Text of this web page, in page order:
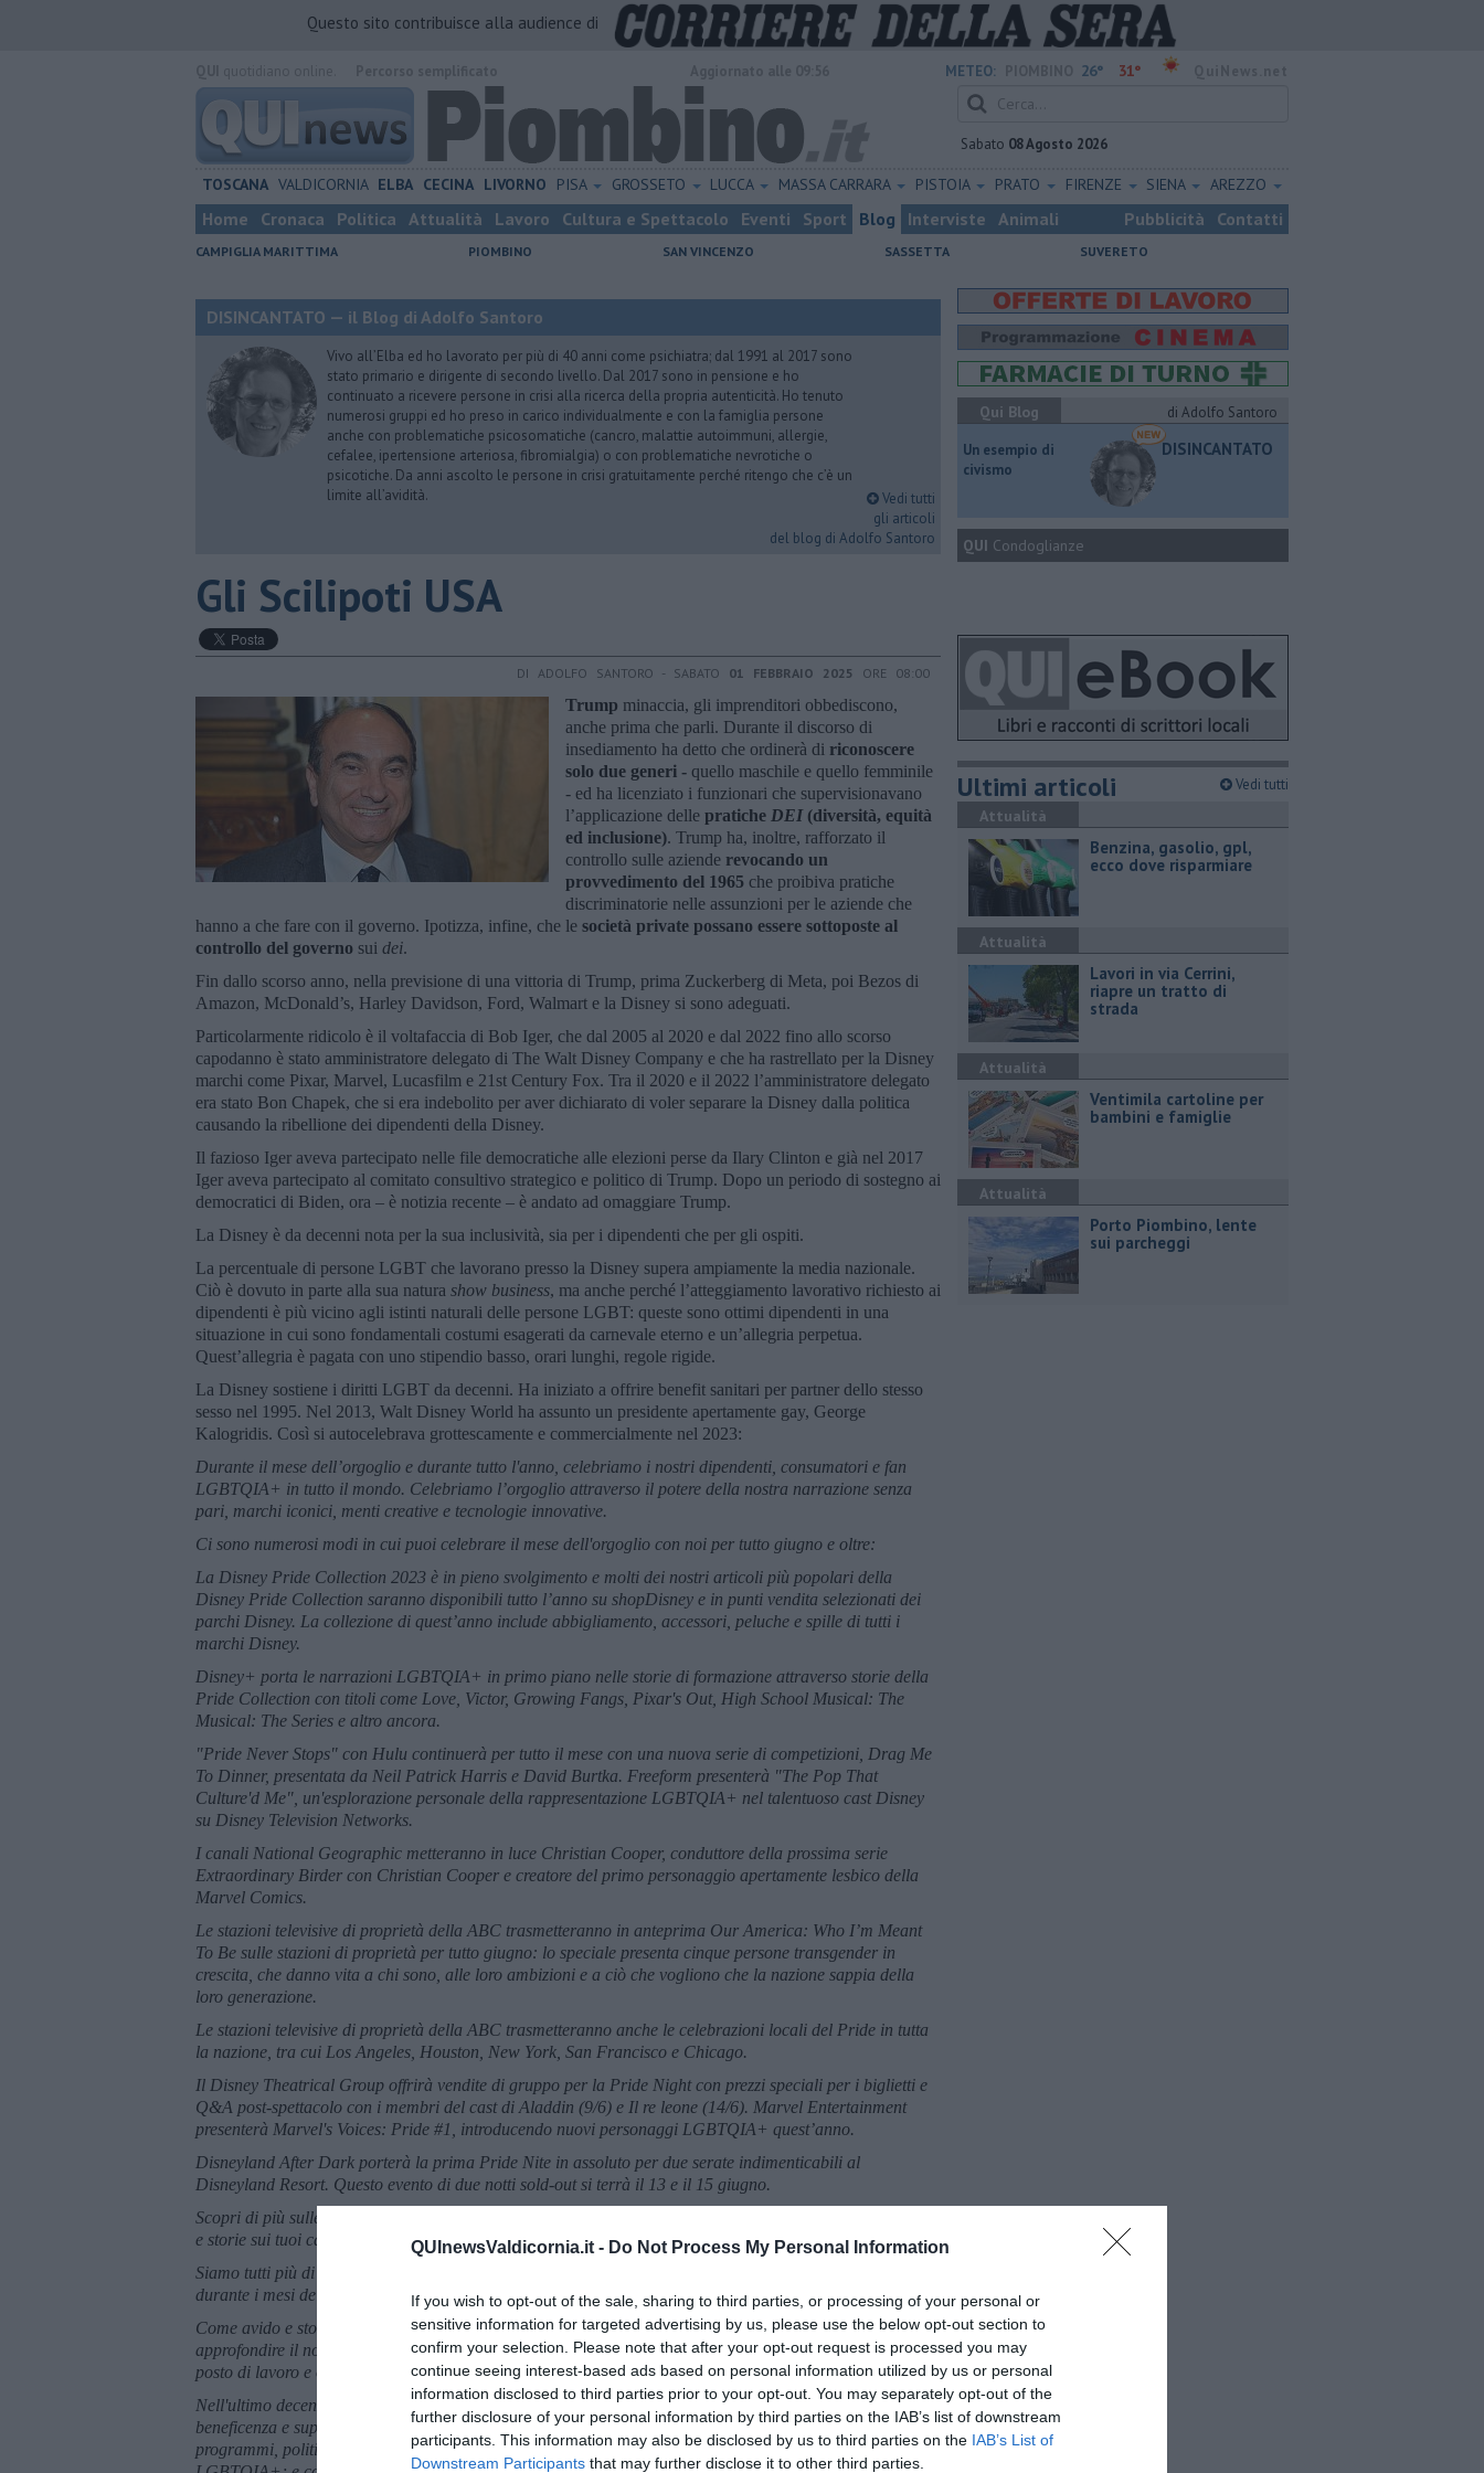
QUInewsValdicornia.it - Do Not Process My Personal Information
If you wish to opt-out of the sale, sharing to third parties, or processing of your personal or
sensitive information for targeted advertising by us, please use the below opt-out section to
confirm your selection. Please note that after your opt-out request is processed you may
continue seeing interest-based ads based on personal information utilized by us or personal
information disclosed to third parties prior to your opt-out. You may separately opt-out of the
further disclosure of your personal information by third parties on the IAB’s list of downstream
participants. This information may also be disclosed by us to third parties on the IAB’s List of
Downstream Participants that may further disclose it to other third parties.
Questo sito contribuisce alla audience di
METEO: 26° 31°
Sabato 08 Agosto 2026
TOSCANA VALDICORNIA ELBA CECINA LIVORNO PISA GROSSETO LUCCA MASSA CARRARA PISTOIA PRATO FIRENZE SIENA AREZZO
Home Cronaca Politica Attualità Lavoro Cultura e Spettacolo Eventi Sport Blog Interviste Animali Pubblicità Contatti
CAMPIGLIA MARITTIMA PIOMBINO SAN VINCENZO SASSETTA SUVERETO
DISINCANTATO — il Blog di Adolfo Santoro
Vivo all’Elba ed ho lavorato per più di 40 anni come psichiatra; dal 1991 al 2017 sono
stato primario e dirigente di secondo livello. Dal 2017 sono in pensione e ho
continuato a ricevere persone in crisi alla ricerca della propria autenticità. Ho tenuto
numerosi gruppi ed ho preso in carico individualmente e con la famiglia persone
anche con problematiche psicosomatiche (cancro, malattie autoimmuni, allergie,
cefalee, ipertensione arteriosa, fibromialgia) o con problematiche nevrotiche o
psicotiche. Da anni ascolto le persone in crisi gratuitamente perché ritengo che c’è un
limite all’avidità.
Vedi tutti
gli articoli
del blog di Adolfo Santoro
​Gli Scilipoti USA
DI ADOLFO SANTORO - SABATO 01 FEBBRAIO 2025 ORE 08:00
Trump minaccia, gli imprenditori obbediscono,
anche prima che parli. Durante il discorso di
insediamento ha detto che ordinerà di riconoscere
solo due generi - quello maschile e quello femminile
- ed ha licenziato i funzionari che supervisionavano
l’applicazione delle pratiche DEI (diversità, equità
ed inclusione). Trump ha, inoltre, rafforzato il
controllo sulle aziende revocando un
provvedimento del 1965 che proibiva pratiche
discriminatorie nelle assunzioni per le aziende che
hanno a che fare con il governo. Ipotizza, infine, che le società private possano essere sottoposte al
controllo del governo sui dei.
Fin dallo scorso anno, nella previsione di una vittoria di Trump, prima Zuckerberg di Meta, poi Bezos di
Amazon, McDonald’s, Harley Davidson, Ford, Walmart e la Disney si sono adeguati.
Particolarmente ridicolo è il voltafaccia di Bob Iger, che dal 2005 al 2020 e dal 2022 fino allo scorso
capodanno è stato amministratore delegato di The Walt Disney Company e che ha rastrellato per la Disney
marchi come Pixar, Marvel, Lucasfilm e 21st Century Fox. Tra il 2020 e il 2022 l’amministratore delegato
era stato Bon Chapek, che si era indebolito per aver dichiarato di voler separare la Disney dalla politica
causando la ribellione dei dipendenti della Disney.
Il fazioso Iger aveva partecipato nelle file democratiche alle elezioni perse da Ilary Clinton e già nel 2017
Iger aveva partecipato al comitato consultivo strategico e politico di Trump. Dopo un periodo di sostegno ai
democratici di Biden, ora – è notizia recente – è andato ad omaggiare Trump.
La Disney è da decenni nota per la sua inclusività, sia per i dipendenti che per gli ospiti.
La percentuale di persone LGBT che lavorano presso la Disney supera ampiamente la media nazionale.
Ciò è dovuto in parte alla sua natura show business, ma anche perché l’atteggiamento lavorativo richiesto ai
dipendenti è più vicino agli istinti naturali delle persone LGBT: queste sono ottimi dipendenti in una
situazione in cui sono fondamentali costumi esagerati da carnevale eterno e un’allegria perpetua.
Quest’allegria è pagata con uno stipendio basso, orari lunghi, regole rigide.
La Disney sostiene i diritti LGBT da decenni. Ha iniziato a offrire benefit sanitari per partner dello stesso
sesso nel 1995. Nel 2013, Walt Disney World ha assunto un presidente apertamente gay, George
Kalogridis. Così si autocelebrava grottescamente e commercialmente nel 2023:
Durante il mese dell’orgoglio e durante tutto l'anno, celebriamo i nostri dipendenti, consumatori e fan
LGBTQIA+ in tutto il mondo. Celebriamo l’orgoglio attraverso il potere della nostra narrazione senza
pari, marchi iconici, menti creative e tecnologie innovative.
Ci sono numerosi modi in cui puoi celebrare il mese dell'orgoglio con noi per tutto giugno e oltre:
La Disney Pride Collection 2023 è in pieno svolgimento e molti dei nostri articoli più popolari della
Disney Pride Collection saranno disponibili tutto l’anno su shopDisney e in punti vendita selezionati dei
parchi Disney. La collezione di quest’anno include abbigliamento, accessori, peluche e spille di tutti i
marchi Disney.
Disney+ porta le narrazioni LGBTQIA+ in primo piano nelle storie di formazione attraverso storie della
Pride Collection con titoli come Love, Victor, Growing Fangs, Pixar's Out, High School Musical: The
Musical: The Series e altro ancora.
"Pride Never Stops" con Hulu continuerà per tutto il mese con una nuova serie di competizioni, Drag Me
To Dinner, presentata da Neil Patrick Harris e David Burtka. Freeform presenterà "The Pop That
Culture'd Me", un'esplorazione personale della rappresentazione LGBTQIA+ nel talentuoso cast Disney
su Disney Television Networks.
I canali National Geographic metteranno in luce Christian Cooper, conduttore della prossima serie
Extraordinary Birder con Christian Cooper e creatore del primo personaggio apertamente lesbico della
Marvel Comics.
Le stazioni televisive di proprietà della ABC trasmetteranno in anteprima Our America: Who I’m Meant
To Be sulle stazioni di proprietà per tutto giugno: lo speciale presenta cinque persone transgender in
crescita, che danno vita a chi sono, alle loro ambizioni e a ciò che vogliono che la nazione sappia della
loro generazione.
Le stazioni televisive di proprietà della ABC trasmetteranno anche le celebrazioni locali del Pride in tutta
la nazione, tra cui Los Angeles, Houston, New York, San Francisco e Chicago.
Il Disney Theatrical Group offrirà vendite di gruppo per la Pride Night con prezzi speciali per i biglietti e
Q&A post-spettacolo con i membri del cast di Aladdin (9/6) e Il re leone (14/6). Marvel Entertainment
presenterà Marvel's Voices: Pride #1, introducendo nuovi personaggi LGBTQIA+ quest’anno.
Disneyland After Dark porterà la prima Pride Nite in assoluto per due serate indimenticabili al
Disneyland Resort. Questo evento di due notti sold-out si terrà il 13 e il 15 giugno.
Scopri di più sulle storie di dipendenti di talento di Disney e dei suoi marchi iconici attraverso funzionalità
e storie sui tuoi canali social media preferiti.
Siamo tutti più di una singola storia e tutti meritiamo di sentirci visti, ascoltati e compresi, non solo
durante i mesi del patrimonio, ma tutto l'anno.
Come avido e storico sostenitore delle comunità, delle famiglie e dei fan LGBTQIA+, Disney continua ad
approfondire il nostro supporto attraverso contenuti emblematici, advocacy della comunità e inclusione sul
posto di lavoro e oltre.
Nell'ultimo decennio, Disney ha sostenuto le comunità e le famiglie LGBTQIA+ attraverso sovvenzioni di
beneficenza e supporto di programmi per organizzazioni al servizio della comunità LGBTQIA+;
programmi, politiche e risorse avanzate per costruire una cultura di appartenenza per i dipendenti
Qui Blog
di Adolfo Santoro
​Un esempio di
civismo
DISINCANTATO
QUI Condoglianze
Ultimi articoli Vedi tutti
Attualità
​Benzina, gasolio, gpl,
ecco dove risparmiare
Attualità
Lavori in via Cerrini,
riapre un tratto di
strada
Attualità
Ventimila cartoline per
bambini e famiglie
Attualità
Porto Piombino, lente
sui parcheggi